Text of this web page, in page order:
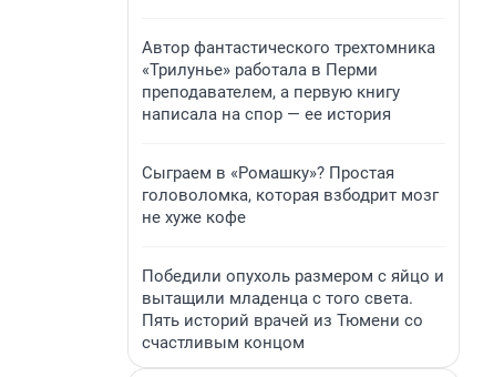
Автор фантастического трехтомника
«Трилунье» работала в Перми
преподавателем, а первую книгу
написала на спор — ее история
Сыграем в «Ромашку»? Простая
головоломка, которая взбодрит мозг
не хуже кофе
Победили опухоль размером с яйцо и
вытащили младенца с того света.
Пять историй врачей из Тюмени со
счастливым концом